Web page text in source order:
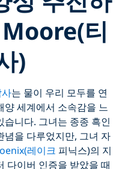
티
)
는 물이 우리 모두를 연
양 세계에서 소속감을 느
니다. 그녀는 종종 흑인
념을 다루었지만, 그녀 자
레이크 피닉스)의 지
다이버 인증을 받았을 때